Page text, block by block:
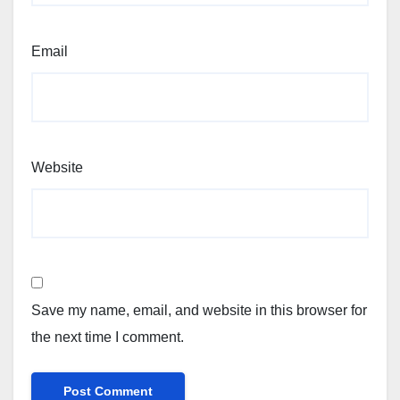
Email
Website
Save my name, email, and website in this browser for
the next time I comment.